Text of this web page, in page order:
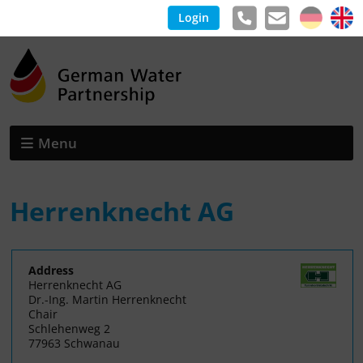
Login
Menu
Herrenknecht AG
Address
Herrenknecht AG
Dr.-Ing. Martin Herrenknecht
Chair
Schlehenweg 2
77963 Schwanau